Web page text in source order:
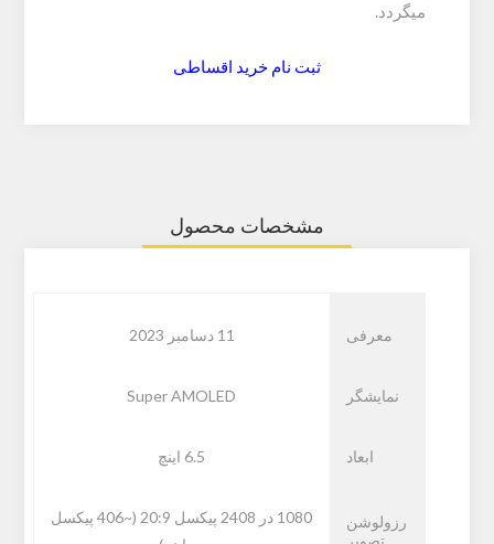
میگردد.
ثبت نام خرید اقساطی
مشخصات محصول
معرفی 11 دسامبر 2023
نمایشگر Super AMOLED
ابعاد 6.5 اینچ
رزولوشن
1080 در 2408 پیکسل 20:9 (~406 پیکسل